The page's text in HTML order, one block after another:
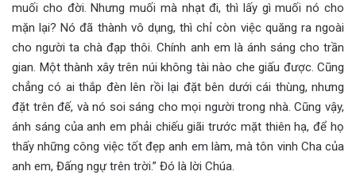
muối cho đời. Nhưng muối mà nhạt đi, thì lấy gì muối nó cho
mặn lại? Nó đã thành vô dụng, thì chỉ còn việc quăng ra ngoài
cho người ta chà đạp thôi. Chính anh em là ánh sáng cho trần
gian. Một thành xây trên núi không tài nào che giấu được. Cũng
chẳng có ai thắp đèn lên rồi lại đặt bên dưới cái thùng, nhưng
đặt trên đế, và nó soi sáng cho mọi người trong nhà. Cũng vậy,
ánh sáng của anh em phải chiếu giãi trước mặt thiên hạ, để họ
thấy những công việc tốt đẹp anh em làm, mà tôn vinh Cha của
anh em, Đấng ngự trên trời.” Đó là lời Chúa.